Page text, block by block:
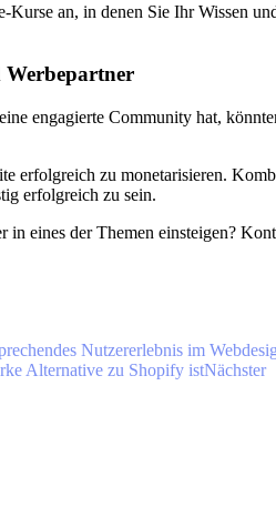
an, in denen Sie Ihr Wissen
Werbepartner
engagierte Community hat,
erfolgreich zu monetarisieren.
erfolgreich zu sein.
in eines der Themen einsteigen?
Nutzererlebnis im
Alternative zu Shopify istNächster